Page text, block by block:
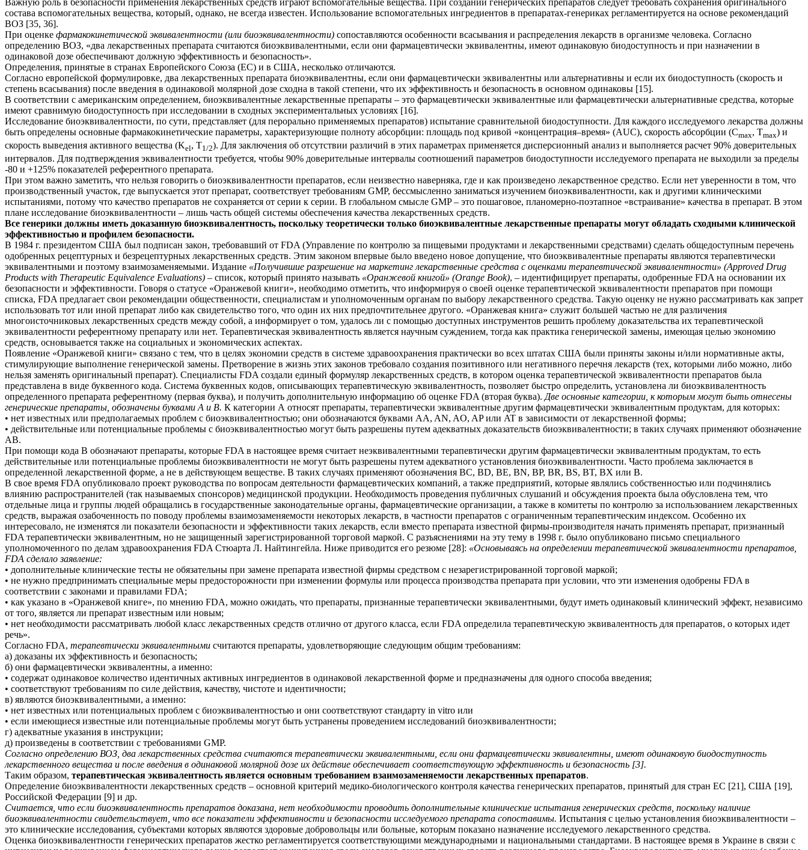
состава вспомогательных вещества, который, однако, не всегда известен. Использование вспомогательных ингредиентов в препаратах-генериках регламентируется на основе рекомендаций
ВОЗ [35, 36].
При оценке фармакокинетической эквивалентности (или биоэквивалентности) сопоставляются особенности всасывания и распределения лекарств в организме человека. Согласно
определению ВОЗ, «два лекарственных препарата считаются биоэквивалентными, если они фармацевтически эквивалентны, имеют одинаковую биодоступность и при назначении в
одинаковой дозе обеспечивают должную эффективность и безопасность».
Определения, принятые в странах Европейского Союза (ЕС) и в США, несколько отличаются.
Согласно европейской формулировке, два лекарственных препарата биоэквивалентны, если они фармацевтически эквивалентны или альтернативны и если их биодоступность (скорость и
степень всасывания) после введения в одинаковой молярной дозе сходна в такой степени, что их эффективность и безопасность в основном одинаковы [15].
В соответствии с американским определением, биоэквивалентные лекарственные препараты – это фармацевтически эквивалентные или фармацевтически альтернативные средства, которые
имеют сравнимую биодоступность при исследовании в сходных экспериментальных условиях [16].
Исследование биоэквивалентности, по сути, представляет (для перорально применяемых препаратов) испытание сравнительной биодоступности. Для каждого исследуемого лекарства должны
быть определены основные фармакокинетические параметры, характеризующие полноту абсорбции: площадь под кривой «концентрация–время» (AUC), скорость абсорбции (Cmax, Tmax) и
скорость выведения активного вещества (Kel, T1/2). Для заключения об отсутствии различий в этих параметрах применяется дисперсионный анализ и выполняется расчет 90% доверительных
интервалов. Для подтверждения эквивалентности требуется, чтобы 90% доверительные интервалы соотношений параметров биодоступности исследуемого препарата не выходили за пределы
-80 и +125% показателей референтного препарата.
При этом важно заметить, что нельзя говорить о биоэквивалентности препаратов, если неизвестно наверняка, где и как произведено лекарственное средство. Если нет уверенности в том, что
производственный участок, где выпускается этот препарат, соответствует требованиям GMP, бессмысленно заниматься изучением биоэквивалентности, как и другими клиническими
испытаниями, потому что качество препаратов не сохраняется от серии к серии. В глобальном смысле GMP – это пошаговое, планомерно-поэтапное «встраивание» качества в препарат. В этом
плане исследование биоэквивалентности – лишь часть общей системы обеспечения качества лекарственных средств.
Все генерики должны иметь доказанную биоэквивалентность, поскольку теоретически только биоэквивалентные лекарственные препараты могут обладать сходными клинической
эффективностью и профилем безопасности.
В 1984 г. президентом США был подписан закон, требовавший от FDA (Управление по контролю за пищевыми продуктами и лекарственными средствами) сделать общедоступным перечень
одобренных рецептурных и безрецептурных лекарственных средств. Этим законом впервые было введено новое допущение, что биоэквивалентные препараты являются терапевтически
эквивалентными и поэтому взаимозаменяемыми. Издание «Получившие разрешение на маркетинг лекарственные средства с оценками терапевтической эквивалентности» (Approved Drug
Products with Therapeutic Equivalence Evaluations) – список, который принято называть «Оранжевой книгой» (Orange Book), – идентифицирует препараты, одобренные FDA на основании их
безопасности и эффективности. Говоря о статусе «Оранжевой книги», необходимо отметить, что информируя о своей оценке терапевтической эквивалентности препаратов при помощи
списка, FDA предлагает свои рекомендации общественности, специалистам и уполномоченным органам по выбору лекарственного средства. Такую оценку не нужно рассматривать как запрет
использовать тот или иной препарат либо как свидетельство того, что один их них предпочтительнее другого. «Оранжевая книга» служит большей частью не для различения
многоисточниковых лекарственных средств между собой, а информирует о том, удалось ли с помощью доступных инструментов решить проблему доказательства их терапевтической
эквивалентности референтному препарату или нет. Терапевтическая эквивалентность является научным суждением, тогда как практика генерической замены, имеющая целью экономию
средств, основывается также на социальных и экономических аспектах.
Появление «Оранжевой книги» связано с тем, что в целях экономии средств в системе здравоохранения практически во всех штатах США были приняты законы и/или нормативные акты,
стимулирующие выполнение генерической замены. Претворение в жизнь этих законов требовало создания позитивного или негативного перечня лекарств (тех, которыми либо можно, либо
нельзя заменять оригинальный препарат). Специалисты FDA создали единый формуляр лекарственных средств, в котором оценка терапевтической эквивалентности препаратов была
представлена в виде буквенного кода. Система буквенных кодов, описывающих терапевтическую эквивалентность, позволяет быстро определить, установлена ли биоэквивалентность
определенного препарата референтному (первая буква), и получить дополнительную информацию об оценке FDA (вторая буква). Две основные категории, к которым могут быть отнесены
генерические препараты, обозначены буквами А и В. К категории А относят препараты, терапевтически эквивалентные другим фармацевтически эквивалентным продуктам, для которых:
• нет известных или предполагаемых проблем с биоэквивалентностью; они обозначаются буквами AA, AN, AO, AP или AT в зависимости от лекарственной формы;
• действительные или потенциальные проблемы с биоэквивалентностью могут быть разрешены путем адекватных доказательств биоэквивалентности; в таких случаях применяют обозначение
АВ.
При помощи кода В обозначают препараты, которые FDA в настоящее время считает неэквивалентными терапевтически другим фармацевтически эквивалентным продуктам, то есть
действительные или потенциальные проблемы биоэквивалентности не могут быть разрешены путем адекватного установления биоэквивалентности. Часто проблема заключается в
определенной лекарственной форме, а не в действующем веществе. В таких случаях применяют обозначения BC, BD, BE, BN, BP, BR, BS, BT, BX или B.
В свое время FDA опубликовало проект руководства по вопросам деятельности фармацевтических компаний, а также предприятий, которые являлись собственностью или подчинялись
влиянию распространителей (так называемых спонсоров) медицинской продукции. Необходимость проведения публичных слушаний и обсуждения проекта была обусловлена тем, что
отдельные лица и группы людей обращались в государственные законодательные органы, фармацевтические организации, а также в комитеты по контролю за использованием лекарственных
средств, выражая озабоченность по поводу проблемы взаимозаменяемости некоторых лекарств, в частности препаратов с ограниченным терапевтическим индексом. Особенно их
интересовало, не изменятся ли показатели безопасности и эффективности таких лекарств, если вместо препарата известной фирмы-производителя начать применять препарат, признанный
FDA терапевтически эквивалентным, но не защищенный зарегистрированной торговой маркой. С разъяснениями на эту тему в 1998 г. было опубликовано письмо специального
уполномоченного по делам здравоохранения FDA Стюарта Л. Найтингейла. Ниже приводится его резюме [28]: «Основываясь на определении терапевтической эквивалентности препаратов,
FDA сделало заявление:
• дополнительные клинические тесты не обязательны при замене препарата известной фирмы средством с незарегистрированной торговой маркой;
• не нужно предпринимать специальные меры предосторожности при изменении формулы или процесса производства препарата при условии, что эти изменения одобрены FDA в
соответствии с законами и правилами FDA;
• как указано в «Оранжевой книге», по мнению FDA, можно ожидать, что препараты, признанные терапевтически эквивалентными, будут иметь одинаковый клинический эффект, независимо
от того, является ли препарат известным или новым;
• нет необходимости рассматривать любой класс лекарственных средств отлично от другого класса, если FDA определила терапевтическую эквивалентность для препаратов, о которых идет
речь».
Согласно FDA, терапевтически эквивалентными считаются препараты, удовлетворяющие следующим общим требованиям:
а) доказаны их эффективность и безопасность;
б) они фармацевтически эквивалентны, а именно:
• содержат одинаковое количество идентичных активных ингредиентов в одинаковой лекарственной форме и предназначены для одного способа введения;
• соответствуют требованиям по силе действия, качеству, чистоте и идентичности;
в) являются биоэквивалентными, а именно:
• нет известных или потенциальных проблем с биоэквивалентностью и они соответствуют стандарту in vitro или
• если имеющиеся известные или потенциальные проблемы могут быть устранены проведением исследований биоэквивалентности;
г) адекватные указания в инструкции;
д) произведены в соответствии с требованиями GMP.
Согласно определению ВОЗ, два лекарственных средства считаются терапевтически эквивалентными, если они фармацевтически эквивалентны, имеют одинаковую биодоступность
лекарственного вещества и после введения в одинаковой молярной дозе их действие обеспечивает соответствующую эффективность и безопасность [3].
Таким образом, терапевтическая эквивалентность является основным требованием взаимозаменяемости лекарственных препаратов.
Определение биоэквивалентности лекарственных средств – основной критерий медико-биологического контроля качества генерических препаратов, принятый для стран ЕС [21], США [19],
Российской Федерации [9] и др.
Считается, что если биоэквивалентность препаратов доказана, нет необходимости проводить дополнительные клинические испытания генерических средств, поскольку наличие
биоэквивалентности свидетельствует, что все показатели эффективности и безопасности исследуемого препарата сопоставимы. Испытания с целью установления биоэквивалентности –
это клинические исследования, субъектами которых являются здоровые добровольцы или больные, которым показано назначение исследуемого лекарственного средства.
Оценка биоэквивалентности генерических препаратов жестко регламентируется соответствующими международными и национальными стандартами. В настоящее время в Украине в связи с